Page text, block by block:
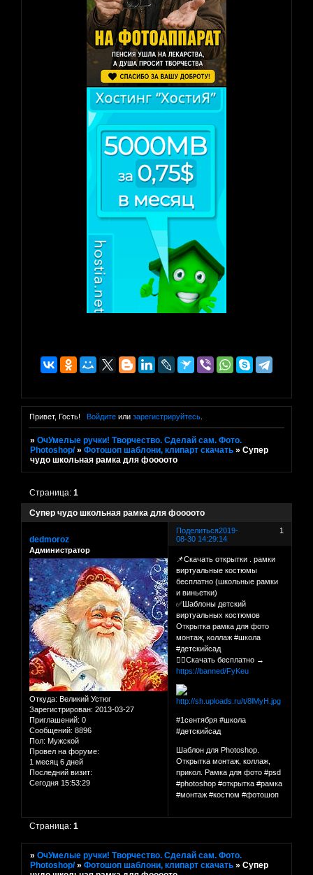
Привет, Гость! Войдитеили зарегистрируйтесь.
»ОчУмелые ручки! Творчество. Сделай сам. Фото.
Photoshop/ »Фотошоп шаблони, клипарт скачать »Супер
чудо школьная рамка для фоооото
Супер чудо школьная рамка для фоооото
Страница:1
Поделиться 1
2019-
08-30 14:29:14
dedmoroz
Администратор
Откуда: Великий Устюг
Зарегистрирован: 2013-03-27
Приглашений: 0
Сообщений: 8896
Пол: Мужской
Провел на форуме:
1 месяц 6 дней
Последний визит:
Сегодня 15:53:29
📌Скачать открытки . рамки
виртуальные костюмы
бесплатно (школьные рамки
и виньетки)
✅Шаблоны детский
виртуальных костюмов
Открытка рамка для фото
монтаж, коллаж #школа
#детскийсад
👉🏻Скачать бесплатно →
https://banned/FyKeu
#1сентября #школа
#детскийсад
Шаблон для Photoshop.
Открытка монтаж, коллаж,
прикол. Рамка для фото #psd
#photoshop #открытка #рамка
#монтаж #костюм #фотошоп
Страница:1
»ОчУмелые ручки! Творчество. Сделай сам. Фото.
Photoshop/ »Фотошоп шаблони, клипарт скачать »Супер